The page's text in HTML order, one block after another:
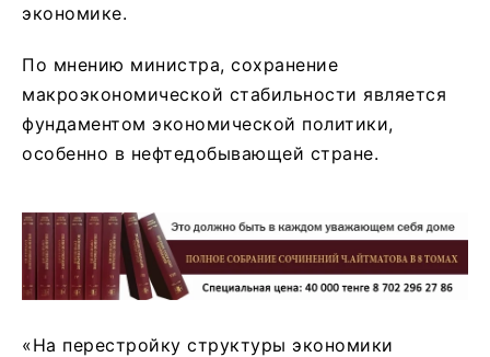
экономике.
По мнению министра, сохранение
макроэкономической стабильности является
фундаментом экономической политики,
особенно в нефтедобывающей стране.
«На перестройку структуры экономики